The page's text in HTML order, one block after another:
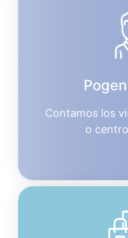
Contamos los
o